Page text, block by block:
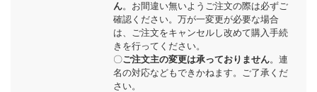
ん。お間違い無いようご注文の際は必ずご
確認ください。万が一変更が必要な場合
は、ご注文をキャンセルし改めて購入手続
きを行ってください。
〇ご注文主の変更は承っておりません。連
名の対応などもできかねます。ご了承くだ
さい。